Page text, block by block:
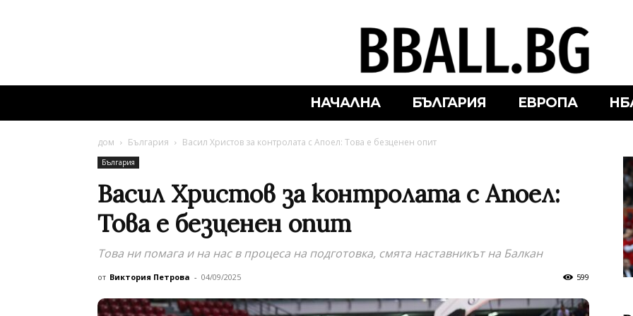
НАЧАЛНА БЪЛГАРИЯ ЕВРОПА
дом България Васил Христов за контролата с Апоел: Това е безценен опит
България
Васил Христов за контролата с Апоел:
Това е безценен опит
Това ни помага и на нас в процеса на подготовка, смята наставникът на Балкан
от Виктория Петрова - 04/09/2025 599